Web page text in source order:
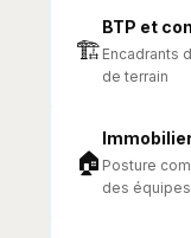
🏗️
BTP et
Encadrants
de terrain
🏠 Posture
des équipes